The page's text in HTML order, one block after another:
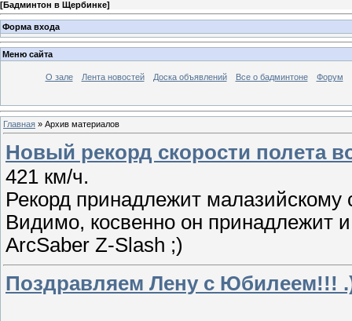
[Бадминтон в Щербинке]
Форма входа
Меню сайта
О зале Лента новостей Доска объявлений Все о бадминтоне Форум
Главная » Архив материалов
Новый рекорд скорости полета
421 км/ч.
Рекорд принадлежит малазийскому
Видимо, косвенно он принадлежит
ArcSaber Z-Slash ;)
Поздравляем Лену с Юбилеем!!!